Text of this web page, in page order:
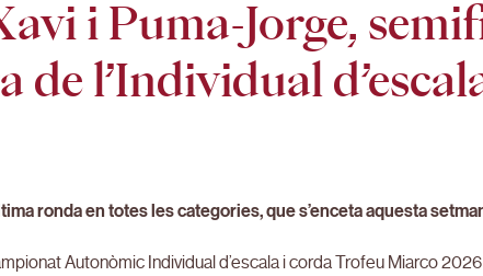
i Puma-Jorge,
de l’Individual
ronda en totes les categories, que s’enceta aquesta
Autonòmic Individual d’escala i corda Trofeu Miarco